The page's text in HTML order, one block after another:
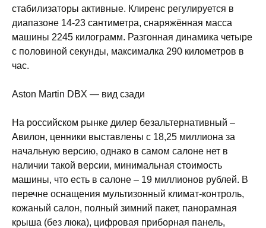
стабилизаторы активные. Клиренс регулируется в
диапазоне 14-23 сантиметра, снаряжённая масса
машины 2245 килограмм. Разгонная динамика четыре
с половиной секунды, максималка 290 километров в
час.
Aston Martin DBX — вид сзади
На российском рынке дилер безальтернативный –
Авилон, ценники выставлены с 18,25 миллиона за
начальную версию, однако в самом салоне нет в
наличии такой версии, минимальная стоимость
машины, что есть в салоне – 19 миллионов рублей. В
перечне оснащения мультизонный климат-контроль,
кожаный салон, полный зимний пакет, панорамная
крыша (без люка), цифровая приборная панель,